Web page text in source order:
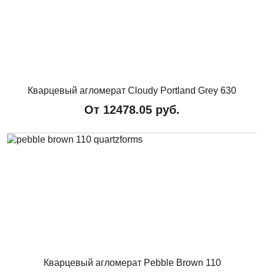
Кварцевый агломерат Cloudy Portland Grey 630
От 12478.05 руб.
Кварцевый агломерат Pebble Brown 110